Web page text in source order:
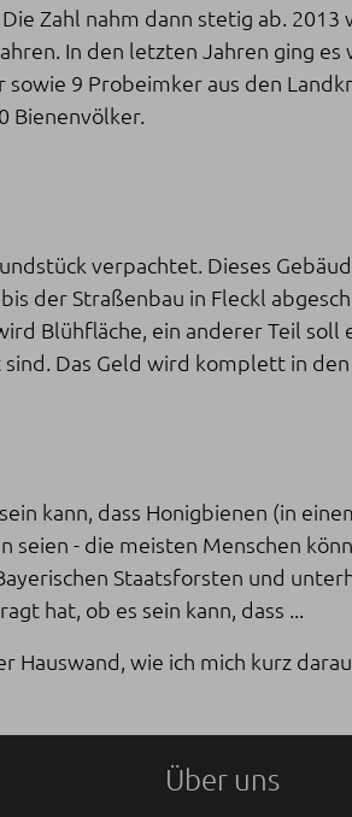
Zahl nahm dann stetig ab. 2013
In den letzten Jahren ging
9 Probeimker aus den
Bienenvölker.
verpachtet. Dieses
der Straßenbau in Fleckl
Blühfläche, ein anderer Teil
Das Geld wird komplett in
kann, dass Honigbienen (in
- die meisten Menschen
Staatsforsten und
hat, ob es sein kann, dass ...
wie ich mich kurz
Über uns